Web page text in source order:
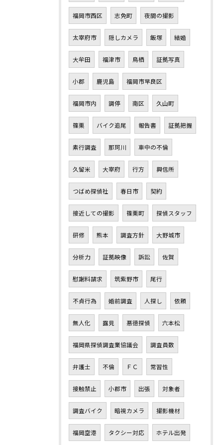
福岡市西区 志免町 夜間の撮影
太宰府市 隠しカメラ 飯塚 結婚
大牟田 福津市 鳥栖 証拠写真
小郡 鹿児島 福岡市早良区
福岡市内 調停 南区 久山町
篠栗 バイク追尾 報告書 証拠把握
素行調査 那珂川 車中の不倫
久留米 大宰府 行方 興信所
つばめ探偵社 春日市 契約
接近しての撮影 篠栗町 探偵スタッフ
研修 熊本 調査方針 大野城市
分析力 証拠映像 訴訟 佐賀
慰謝料請求 筑紫野市 尾行
不貞行為 婚前調査 人探し 依頼
無人化 露見 悪徳探偵 六本松
福岡県探偵調査業協議会 調査員数
弁護士 不倫 ＦＣ 常習性
接触禁止 小郡市 出張 対象者
調査バイク 暗視カメラ 撮影機材
福岡空港 タクシー対応 ホテル出発